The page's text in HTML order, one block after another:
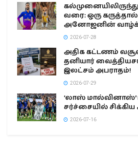
வரை: ஒரு
அனோஜனின்
2026-07-28
அதிக கட்டணம்
தனியார்
இலட்சம் அபராதம்!
2026-07-29
‘லாஸ்
சர்ச்சையில்
2026-07-16